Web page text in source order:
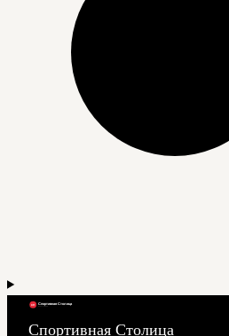
Спортивная Столица